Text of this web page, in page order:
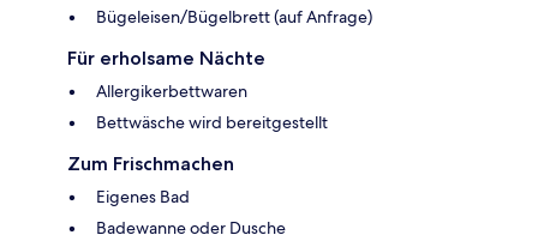
Bügeleisen/Bügelbrett (auf Anfrage)
Für erholsame Nächte
Allergikerbettwaren
Bettwäsche wird bereitgestellt
Zum Frischmachen
Eigenes Bad
Badewanne oder Dusche